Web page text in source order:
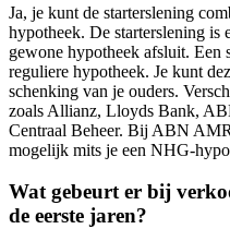
Ja, je kunt de starterslening
hypotheek. De starterslening is
gewone hypotheek afsluit. Een
reguliere hypotheek. Je kunt
schenking van je ouders.
zoals Allianz, Lloyds Bank,
Centraal Beheer. Bij ABN
mogelijk mits je een NHG-
Wat gebeurt er bij
de eerste jaren?